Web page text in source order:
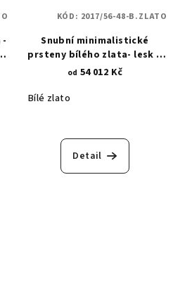
Snubní minimalistické
prsteny bílého zlata- lesk a
zirkony 5 mm 2017
od 54 012 Kč
Bílé zlato
hodnocení
produktu
Detail
KÓD: 2017/56-48-B.ZLATO